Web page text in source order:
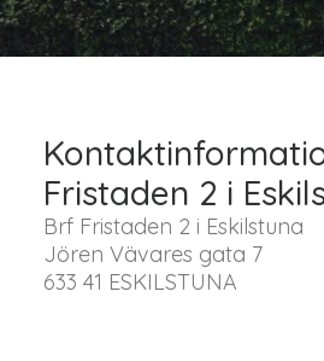
LOGGA IN
Fristaden 2 i
Brf Fristaden 2 i Eskilstuna
Jören Vävares gata 7
633 41 ESKILSTUNA